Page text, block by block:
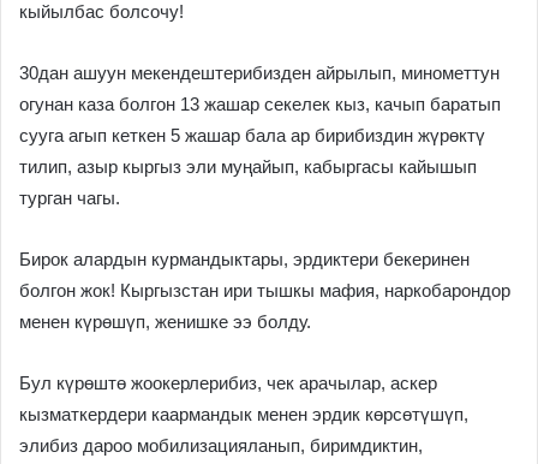
кыйылбас болсочу!
30дан ашуун мекендештерибизден айрылып, минометтун
огунан каза болгон 13 жашар секелек кыз, качып баратып
сууга агып кеткен 5 жашар бала ар бирибиздин жүрөктү
тилип, азыр кыргыз эли муңайып, кабыргасы кайышып
турган чагы.
Бирок алардын курмандыктары, эрдиктери бекеринен
болгон жок! Кыргызстан ири тышкы мафия, наркобарондор
менен күрөшүп, женишке ээ болду.
Бул күрөштө жоокерлерибиз, чек арачылар, аскер
кызматкердери каармандык менен эрдик көрсөтүшүп,
элибиз дароо мобилизацияланып, биримдиктин,